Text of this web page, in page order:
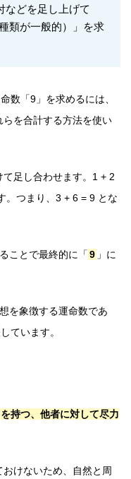
などを足し上げて
類が一般的）」を求
数「9」を求めるには、
を合計する方法を使い
足し合わせます。1 + 2
。つまり、3 + 6 = 9 とな
ことで最終的に「 9 」に
を象徴する運命数であ
ています。
持つ、他者に対して尽力
けないため、自然と周